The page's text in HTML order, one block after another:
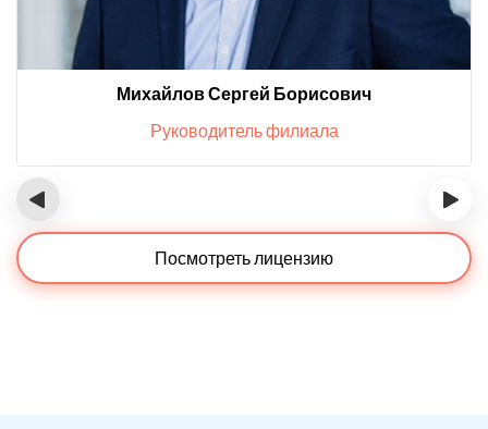
Михайлов Сергей Борисович
Руководитель филиала
‹ ›
Посмотреть лицензию